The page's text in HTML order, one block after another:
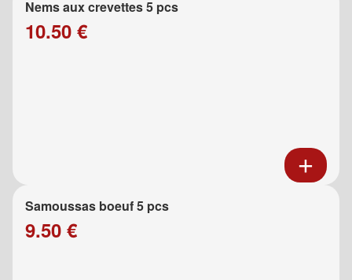
Nems aux crevettes 5 pcs
10.50 €
Samoussas boeuf 5 pcs
9.50 €